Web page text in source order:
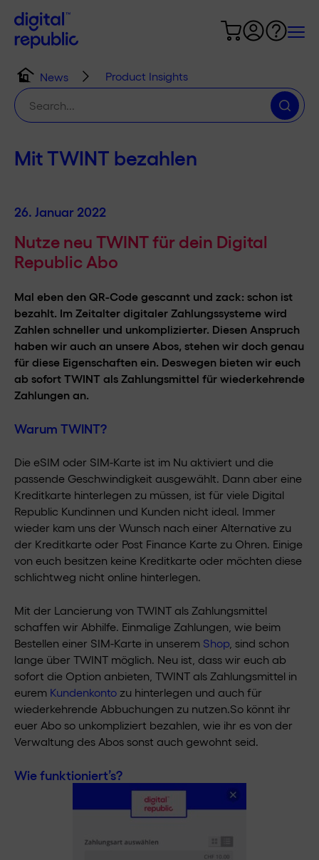
News
Product Insights
Suche
nach:
Mit TWINT bezahlen
26. Januar 2022
Nutze neu TWINT für dein Digital
Republic Abo
Mal eben den QR-Code gescannt und zack: schon ist
bezahlt. Im Zeitalter digitaler Zahlungssysteme wird
Zahlen schneller und unkomplizierter. Diesen Anspruch
haben wir auch an unsere Abos, stehen wir doch genau
für diese Eigenschaften ein. Deswegen bieten wir euch
ab sofort TWINT als Zahlungsmittel für wiederkehrende
Zahlungen an.
Warum TWINT?
Die eSIM oder SIM-Karte ist im Nu aktiviert und die
passende Geschwindigkeit ausgewählt. Dann aber eine
Kreditkarte hinterlegen zu müssen, ist für viele Digital
Republic Kundinnen und Kunden nicht ideal. Immer
wieder kam uns der Wunsch nach einer Alternative zu
der Kreditkarte oder Post Finance Karte zu Ohren. Einige
von euch besitzen keine Kreditkarte oder möchten diese
schlichtweg nicht online hinterlegen.
Mit der Lancierung von TWINT als Zahlungsmittel
schaffen wir Abhilfe. Einmalige Zahlungen, wie beim
Bestellen einer SIM-Karte in unserem Shop , sind schon
lange über TWINT möglich. Neu ist, dass wir euch ab
sofort die Option anbieten, TWINT als Zahlungsmittel in
eurem Kundenkonto zu hinterlegen und auch für
wiederkehrende Abbuchungen zu nutzen.So könnt ihr
euer Abo so unkompliziert bezahlen, wie ihr es von der
Verwaltung des Abos sonst auch gewohnt seid.
Wie funktioniert’s?